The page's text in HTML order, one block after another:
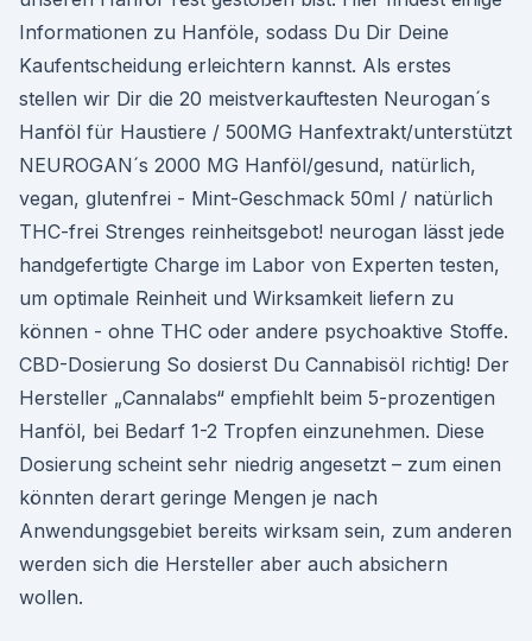
Informationen zu Hanföle, sodass Du Dir Deine
Kaufentscheidung erleichtern kannst. Als erstes
stellen wir Dir die 20 meistverkauftesten Neurogan´s
Hanföl für Haustiere / 500MG Hanfextrakt/unterstützt
NEUROGAN´s 2000 MG Hanföl/gesund, natürlich,
vegan, glutenfrei - Mint-Geschmack 50ml / natürlich
THC-frei Strenges reinheitsgebot! neurogan lässt jede
handgefertigte Charge im Labor von Experten testen,
um optimale Reinheit und Wirksamkeit liefern zu
können - ohne THC oder andere psychoaktive Stoffe.
CBD-Dosierung So dosierst Du Cannabisöl richtig! Der
Hersteller „Cannalabs“ empfiehlt beim 5-prozentigen
Hanföl, bei Bedarf 1-2 Tropfen einzunehmen. Diese
Dosierung scheint sehr niedrig angesetzt – zum einen
könnten derart geringe Mengen je nach
Anwendungsgebiet bereits wirksam sein, zum anderen
werden sich die Hersteller aber auch absichern
wollen.